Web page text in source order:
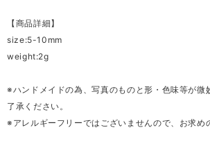
【商品詳細】
size:5-10mm
weight:2g
※ハンドメイドの為、写真のものと形・色味等が微
了承ください。
※アレルギーフリーではございませんので、お求め